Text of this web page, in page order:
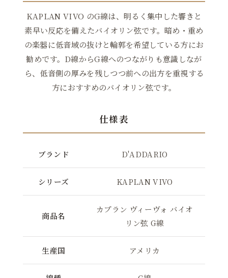
KAPLAN VIVO のG線は、明るく集中した響きと
素早い反応を備えたバイオリン弦です。暗め・重め
の楽器に低音域の抜けと輪郭を希望している方にお
勧めです。D線からG線へのつながりも意識しなが
ら、低音側の厚みを残しつつ前への出方を重視する
方におすすめのバイオリン弦です。
仕様表
ブランド D'ADDARIO
シリーズ KAPLAN VIVO
商品名
カプラン ヴィーヴォ バイオ
リン弦 G線
生産国 アメリカ